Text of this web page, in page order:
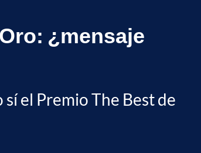
¿mensaje
el Premio The Best de